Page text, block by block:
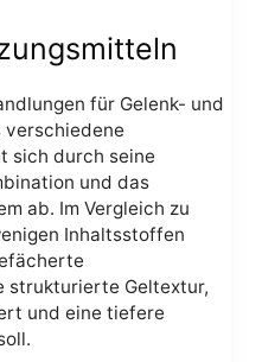
für Gelenk- und
verschiedene
sich durch seine
und das
ab. Im Vergleich zu
Inhaltsstoffen
strukturierte Geltextur,
und eine tiefere